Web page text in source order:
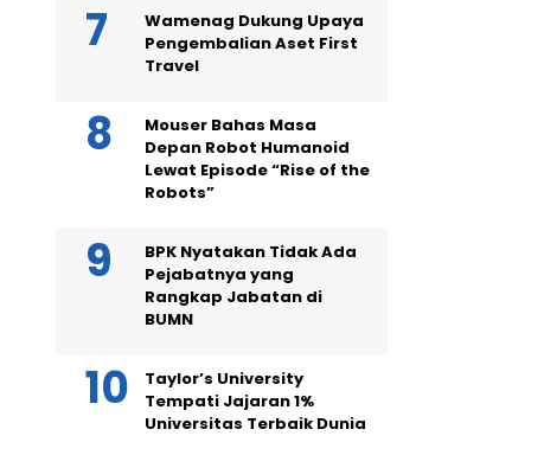
Wamenag Dukung Upaya
Pengembalian Aset First
Travel
Mouser Bahas Masa
Depan Robot Humanoid
Lewat Episode “Rise of the
Robots”
BPK Nyatakan Tidak Ada
Pejabatnya yang
Rangkap Jabatan di
BUMN
Taylor’s University
Tempati Jajaran 1%
Universitas Terbaik Dunia